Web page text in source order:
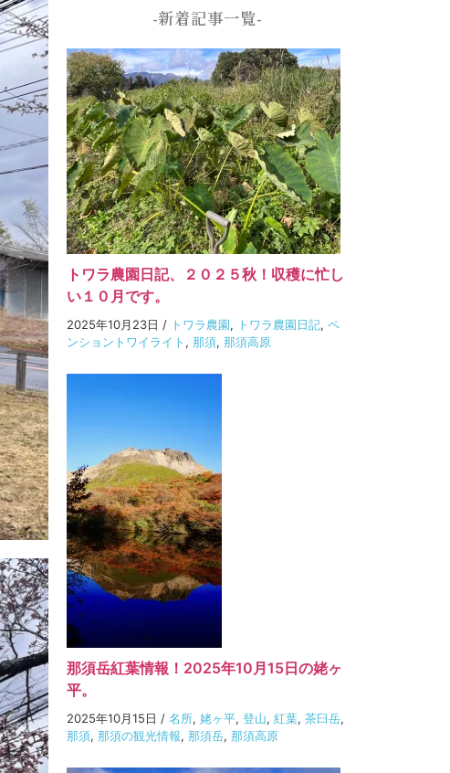
-新着記事一覧-
トワラ農園日記、２０２５秋！収穫に忙し
い１０月です。
2025年10月23日 / トワラ農園, トワラ農園日記, ペ
ンショントワイライト , 那須, 那須高原
那須岳紅葉情報！2025年10月15日の姥ヶ
平。
2025年10月15日 / 名所, 姥ヶ平, 登山, 紅葉, 茶臼岳,
那須, 那須の観光情報, 那須岳, 那須高原